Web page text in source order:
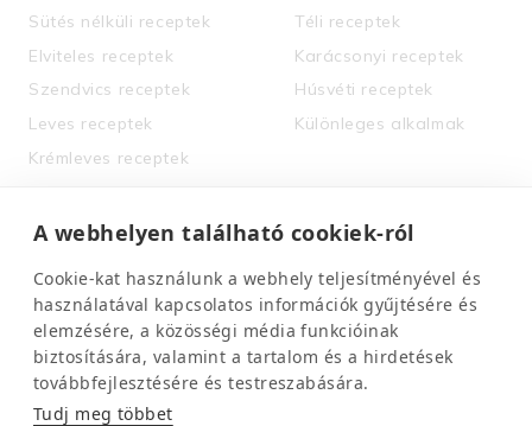
A webhelyen található cookiek-ról
Cookie-kat használunk a webhely teljesítményével és
használatával kapcsolatos információk gyűjtésére és
elemzésére, a közösségi média funkcióinak
biztosítására, valamint a tartalom és a hirdetések
továbbfejlesztésére és testreszabására.
Tudj meg többet
Sütés nélküli receptek
Elviteles receptek
Szendvics receptek
Leves receptek
Krémleves receptek
Lasagne receptek
Ital receptek
Magyaros ételek
gyűjteménye
Téli receptek
Karácsonyi receptek
Húsvéti receptek
Különleges alkalmak